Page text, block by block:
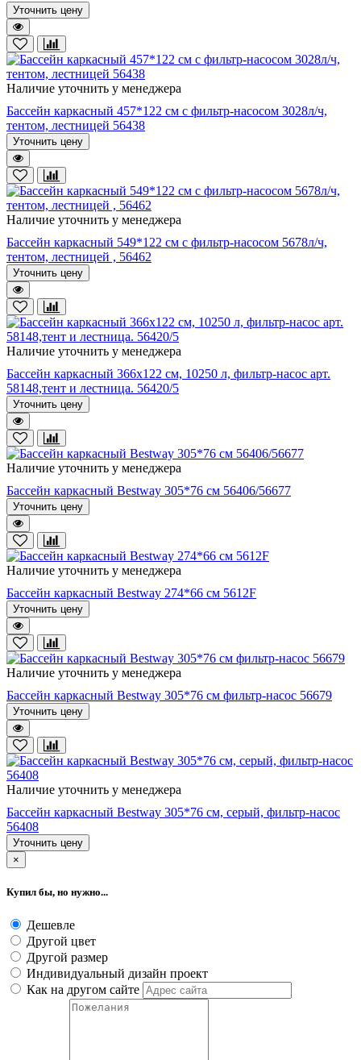
Уточнить цену
Наличие уточнить у менеджера
Бассейн каркасный 457*122 см с фильтр-насосом 3028л/ч,
тентом, лестницей 56438
Уточнить цену
Наличие уточнить у менеджера
Бассейн каркасный 549*122 см с фильтр-насосом 5678л/ч,
тентом, лестницей , 56462
Уточнить цену
Наличие уточнить у менеджера
Бассейн каркасный 366х122 см, 10250 л, фильтр-насос арт.
58148,тент и лестница. 56420/5
Уточнить цену
Наличие уточнить у менеджера
Бассейн каркасный Bestway 305*76 см 56406/56677
Уточнить цену
Наличие уточнить у менеджера
Бассейн каркасный Bestway 274*66 см 5612F
Уточнить цену
Наличие уточнить у менеджера
Бассейн каркасный Bestway 305*76 cм фильтр-насос 56679
Уточнить цену
Наличие уточнить у менеджера
Бассейн каркасный Bestway 305*76 cм, серый, фильтр-насос
56408
Уточнить цену
×
Купил бы, но нужно...
Дешевле
Другой цвет
Другой размер
Индивидуальный дизайн проект
Как на другом сайте